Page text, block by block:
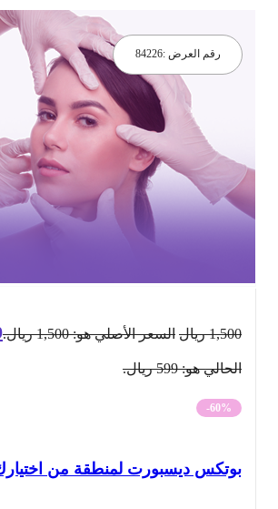
رقم العرض :84226
1,500 ريال السعر الأصلي هو: 1,500 ريال. 599
الحالي هو: 599 ريال.
-60%
بوتكس ديسبورت لمنطقة من اختيارك